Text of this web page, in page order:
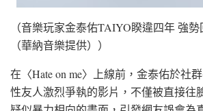
（音樂玩家金泰佑TAIYO睽違四年 強
（華納音樂提供））
在〈Hate on me〉上線前，金泰佑於社
性友人激烈爭執的影片，不僅被直接往